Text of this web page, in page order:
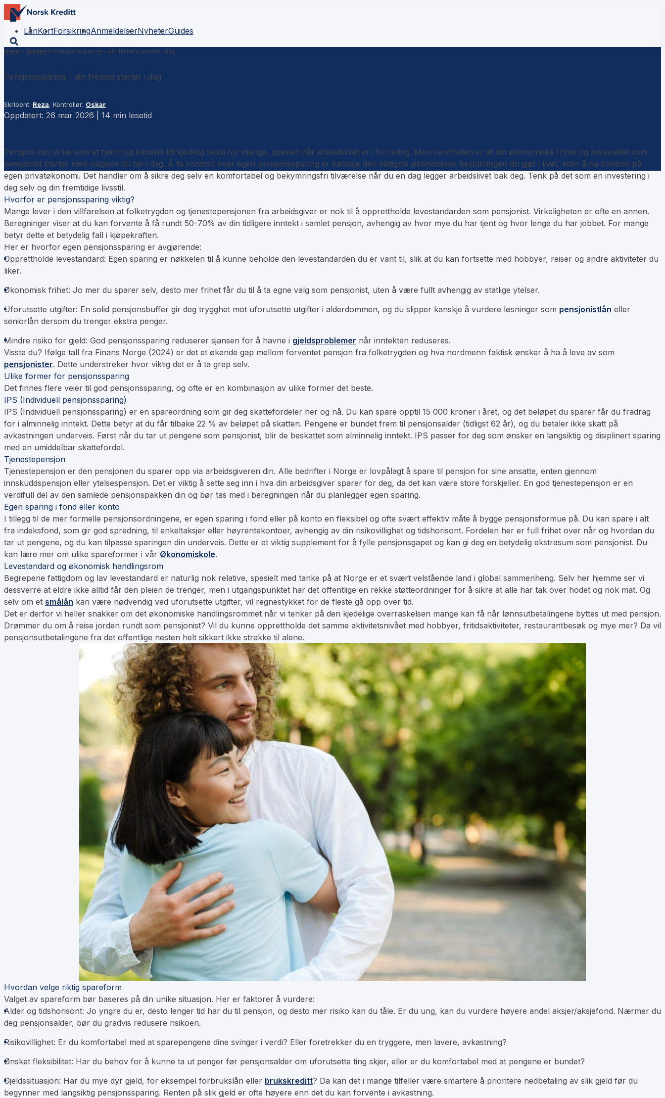
LånKortForsikringAnmeldelserNyheterGuides
Hjem » Guides » Pensjonssparing – din fremtid starter i dag
Pensjonssparing – din fremtid starter i dag
Skribent: Reza, Kontrollør: Oskar
Oppdatert: 26 mar 2026 | 14 min lesetid
Pensjon kan virke som et fjernt og kanskje litt kjedelig tema for mange, spesielt når arbeidslivet er i full sving. Men sannheten er at din økonomiske frihet og livskvalitet som
pensjonist starter med valgene du tar i dag. Å ta kontroll over egen pensjonssparing er kanskje den viktigste økonomiske beslutningen du gjør i livet, etter å ha kontroll på
egen privatøkonomi. Det handler om å sikre deg selv en komfortabel og bekymringsfri tilværelse når du en dag legger arbeidslivet bak deg. Tenk på det som en investering i
deg selv og din fremtidige livsstil.
Hvorfor er pensjonssparing viktig?
Mange lever i den villfarelsen at folketrygden og tjenestepensjonen fra arbeidsgiver er nok til å opprettholde levestandarden som pensjonist. Virkeligheten er ofte en annen.
Beregninger viser at du kan forvente å få rundt 50-70% av din tidligere inntekt i samlet pensjon, avhengig av hvor mye du har tjent og hvor lenge du har jobbet. For mange
betyr dette et betydelig fall i kjøpekraften.
Her er hvorfor egen pensjonssparing er avgjørende:
Opprettholde levestandard: Egen sparing er nøkkelen til å kunne beholde den levestandarden du er vant til, slik at du kan fortsette med hobbyer, reiser og andre aktiviteter du
liker.
Økonomisk frihet: Jo mer du sparer selv, desto mer frihet får du til å ta egne valg som pensjonist, uten å være fullt avhengig av statlige ytelser.
Uforutsette utgifter: En solid pensjonsbuffer gir deg trygghet mot uforutsette utgifter i alderdommen, og du slipper kanskje å vurdere løsninger som pensjonistlån eller
seniorlån dersom du trenger ekstra penger.
Mindre risiko for gjeld: God pensjonssparing reduserer sjansen for å havne i gjeldsproblemer når inntekten reduseres.
Visste du? Ifølge tall fra Finans Norge (2024) er det et økende gap mellom forventet pensjon fra folketrygden og hva nordmenn faktisk ønsker å ha å leve av som
pensjonister. Dette understreker hvor viktig det er å ta grep selv.
Ulike former for pensjonssparing
Det finnes flere veier til god pensjonssparing, og ofte er en kombinasjon av ulike former det beste.
IPS (Individuell pensjonssparing)
IPS (Individuell pensjonssparing) er en spareordning som gir deg skattefordeler her og nå. Du kan spare opptil 15 000 kroner i året, og det beløpet du sparer får du fradrag
for i alminnelig inntekt. Dette betyr at du får tilbake 22 % av beløpet på skatten. Pengene er bundet frem til pensjonsalder (tidligst 62 år), og du betaler ikke skatt på
avkastningen underveis. Først når du tar ut pengene som pensjonist, blir de beskattet som alminnelig inntekt. IPS passer for deg som ønsker en langsiktig og disiplinert sparing
med en umiddelbar skattefordel.
Tjenestepensjon
Tjenestepensjon er den pensjonen du sparer opp via arbeidsgiveren din. Alle bedrifter i Norge er lovpålagt å spare til pensjon for sine ansatte, enten gjennom
innskuddspensjon eller ytelsespensjon. Det er viktig å sette seg inn i hva din arbeidsgiver sparer for deg, da det kan være store forskjeller. En god tjenestepensjon er en
verdifull del av den samlede pensjonspakken din og bør tas med i beregningen når du planlegger egen sparing.
Egen sparing i fond eller konto
I tillegg til de mer formelle pensjonsordningene, er egen sparing i fond eller på konto en fleksibel og ofte svært effektiv måte å bygge pensjonsformue på. Du kan spare i alt
fra indeksfond, som gir god spredning, til enkeltaksjer eller høyrentekontoer, avhengig av din risikovillighet og tidshorisont. Fordelen her er full frihet over når og hvordan du
tar ut pengene, og du kan tilpasse sparingen din underveis. Dette er et viktig supplement for å fylle pensjonsgapet og kan gi deg en betydelig ekstrasum som pensjonist. Du
kan lære mer om ulike spareformer i vår Økonomiskole.
Levestandard og økonomisk handlingsrom
Begrepene fattigdom og lav levestandard er naturlig nok relative, spesielt med tanke på at Norge er et svært velstående land i global sammenheng. Selv her hjemme ser vi
dessverre at eldre ikke alltid får den pleien de trenger, men i utgangspunktet har det offentlige en rekke støtteordninger for å sikre at alle har tak over hodet og nok mat. Og
selv om et smålån kan være nødvendig ved uforutsette utgifter, vil regnestykket for de fleste gå opp over tid.
Det er derfor vi heller snakker om det økonomiske handlingsrommet når vi tenker på den kjedelige overraskelsen mange kan få når lønnsutbetalingene byttes ut med pensjon.
Drømmer du om å reise jorden rundt som pensjonist? Vil du kunne opprettholde det samme aktivitetsnivået med hobbyer, fritidsaktiviteter, restaurantbesøk og mye mer? Da vil
pensjonsutbetalingene fra det offentlige nesten helt sikkert ikke strekke til alene.
Hvordan velge riktig spareform
Valget av spareform bør baseres på din unike situasjon. Her er faktorer å vurdere:
Alder og tidshorisont: Jo yngre du er, desto lenger tid har du til pensjon, og desto mer risiko kan du tåle. Er du ung, kan du vurdere høyere andel aksjer/aksjefond. Nærmer du
deg pensjonsalder, bør du gradvis redusere risikoen.
Risikovillighet: Er du komfortabel med at sparepengene dine svinger i verdi? Eller foretrekker du en tryggere, men lavere, avkastning?
Ønsket fleksibilitet: Har du behov for å kunne ta ut penger før pensjonsalder om uforutsette ting skjer, eller er du komfortabel med at pengene er bundet?
Gjeldssituasjon: Har du mye dyr gjeld, for eksempel forbrukslån eller brukskreditt? Da kan det i mange tilfeller være smartere å prioritere nedbetaling av slik gjeld før du
begynner med langsiktig pensjonssparing. Renten på slik gjeld er ofte høyere enn det du kan forvente i avkastning.